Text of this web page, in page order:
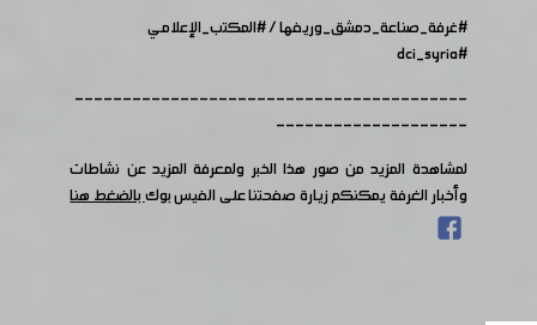
#غرفة_صناعة_دمشق_وريفها/#المكتب_الإعلامي
#dci_syria
-----------------------------------------
--------------------
لمشاهدة المزيد من صور هذا الخبر ولمعرفة المزيد عن نشاطات
وأخبار الغرفة يمكنكم زيارة صفحتنا على الفيس بوكبالضغط هنا